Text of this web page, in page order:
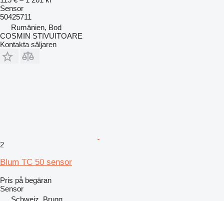
Sensor
50425711
Rumänien, Bod
COSMIN STIVUITOARE
Kontakta säljaren
2
Blum TC 50 sensor
Pris på begäran
Sensor
Schweiz, Brugg